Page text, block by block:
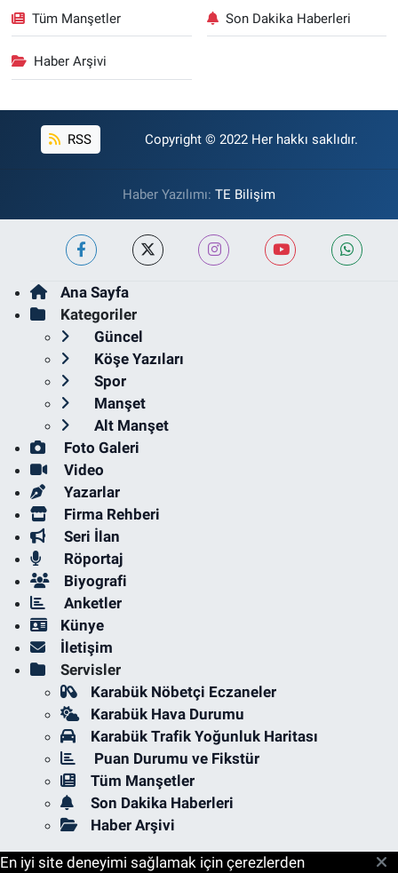
Tüm Manşetler Son Dakika Haberleri
Haber Arşivi
RSS Copyright © 2022 Her hakkı saklıdır.
Haber Yazılımı: TE Bilişim
Ana Sayfa
Kategoriler
Güncel
Köşe Yazıları
Spor
Manşet
Alt Manşet
Foto Galeri
Video
Yazarlar
Firma Rehberi
Seri İlan
Röportaj
Biyografi
Anketler
Künye
İletişim
Servisler
Karabük Nöbetçi Eczaneler
Karabük Hava Durumu
Karabük Trafik Yoğunluk Haritası
Puan Durumu ve Fikstür
Tüm Manşetler
Son Dakika Haberleri
Haber Arşivi
En iyi site deneyimi sağlamak için çerezlerden